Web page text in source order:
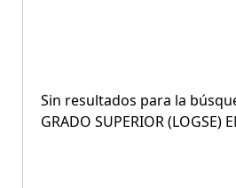
Sin resultados para la
GRADO SUPERIOR (LOGSE)